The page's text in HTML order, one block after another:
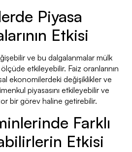
Piyasa
Etkisi
ve bu dalgalanmalar mülk
etkileyebilir. Faiz oranlarının
ekonomilerdeki değişiklikler ve
piyasasını etkileyebilir ve
bir görev haline getirebilir.
Farklı
Etkisi